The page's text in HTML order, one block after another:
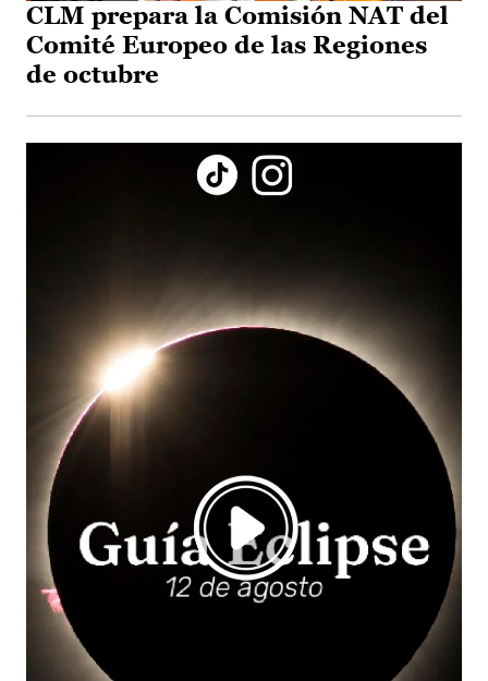
CLM prepara la Comisión NAT del
Comité Europeo de las Regiones
de octubre